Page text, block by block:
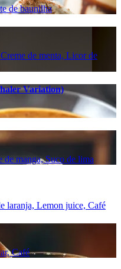
de baunilha
de menta, Licor de
Variation)
manga, Suco de lima
laranja, Lemon juice, Café
Café